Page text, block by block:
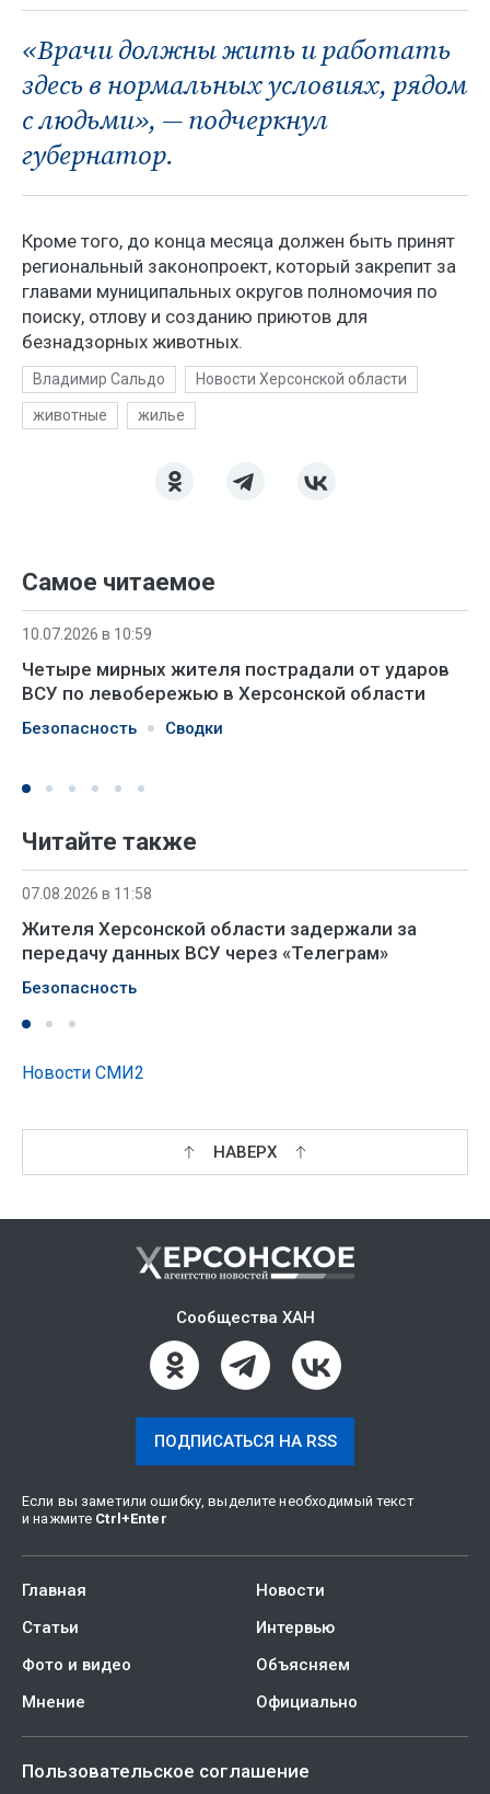
«Врачи должны жить и работать
здесь в нормальных условиях, рядом
с людьми», — подчеркнул
губернатор.
Кроме того, до конца месяца должен быть принят
региональный законопроект, который закрепит за
главами муниципальных округов полномочия по
поиску, отлову и созданию приютов для
безнадзорных животных.
Владимир Сальдо Новости Херсонской области
животные жилье
Самое читаемое
10.07.2026 в 10:59
Четыре мирных жителя пострадали от ударов
ВСУ по левобережью в Херсонской области
Безопасность Сводки
Читайте также
07.08.2026 в 11:58
Жителя Херсонской области задержали за
передачу данных ВСУ через «Телеграм»
Безопасность
Новости СМИ2
НАВЕРХ
Сообщества ХАН
ПОДПИСАТЬСЯ НА RSS
Если вы заметили ошибку, выделите необходимый текст
и нажмите Ctrl +Enter
Главная
Новости
Статьи
Интервью
Фото и видео
Объясняем
Мнение
Официально
Пользовательское соглашение